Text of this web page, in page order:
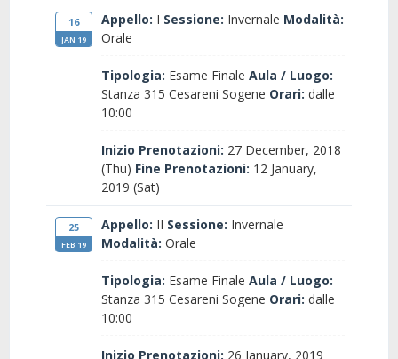
16
JAN 19
Appello: I Sessione: Invernale Modalità:
Orale
Tipologia: Esame Finale Aula / Luogo:
Stanza 315 Cesareni Sogene Orari: dalle
10:00
Inizio Prenotazioni: 27 December, 2018
(Thu) Fine Prenotazioni: 12 January,
2019 (Sat)
25
FEB 19
Appello: II Sessione: Invernale
Modalità: Orale
Tipologia: Esame Finale Aula / Luogo:
Stanza 315 Cesareni Sogene Orari: dalle
10:00
Inizio Prenotazioni: 26 January, 2019